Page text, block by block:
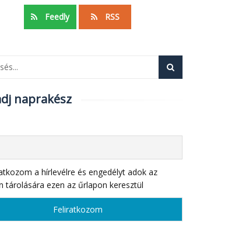
Feedly RSS
naprakész
a hírlevélre és engedélyt adok az
tárolására ezen az űrlapon keresztül